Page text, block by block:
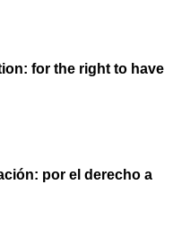
for the right to have
por el derecho a